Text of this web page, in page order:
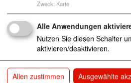
hennersdorf
Krippen
Kindertagesstätte
2727 Ebersbach-Neugersdorf
Kinder Tageseinrichtungen
Zweck: Karte
Alle Anwendungen
Nutzen Sie diesen Schalter
aktivieren/deaktivieren.
Allen zustimmen Ausgewählte